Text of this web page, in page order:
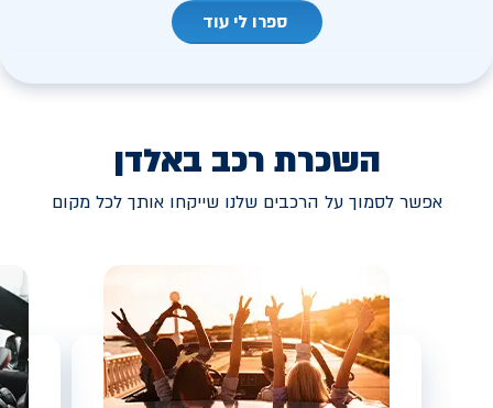
ספרו לי עוד
השכרת רכב באלדן
אפשר לסמוך על הרכבים שלנו שייקחו אותך לכל מקום